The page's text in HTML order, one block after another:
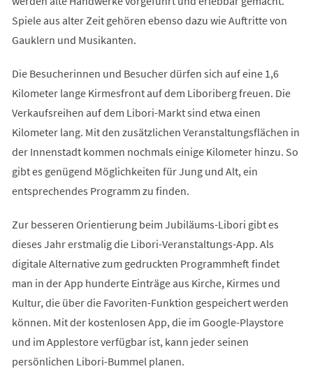
Spiele aus alter Zeit gehören ebenso dazu wie Auftritte von
Gauklern und Musikanten.
Die Besucherinnen und Besucher dürfen sich auf eine 1,6
Kilometer lange Kirmesfront auf dem Liboriberg freuen. Die
Verkaufsreihen auf dem Libori-Markt sind etwa einen
Kilometer lang. Mit den zusätzlichen Veranstaltungsflächen in
der Innenstadt kommen nochmals einige Kilometer hinzu. So
gibt es genügend Möglichkeiten für Jung und Alt, ein
entsprechendes Programm zu finden.
Zur besseren Orientierung beim Jubiläums-Libori gibt es
dieses Jahr erstmalig die Libori-Veranstaltungs-App. Als
digitale Alternative zum gedruckten Programmheft findet
man in der App hunderte Einträge aus Kirche, Kirmes und
Kultur, die über die Favoriten-Funktion gespeichert werden
können. Mit der kostenlosen App, die im Google-Playstore
und im Applestore verfügbar ist, kann jeder seinen
persönlichen Libori-Bummel planen.